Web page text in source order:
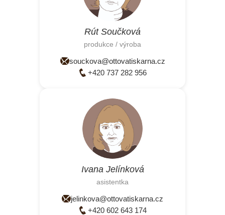
Rút Součková
produkce / výroba
souckova@ottovatiskarna.cz
+420 737 282 956
Ivana Jelínková
asistentka
jelinkova@ottovatiskarna.cz
+420 602 643 174